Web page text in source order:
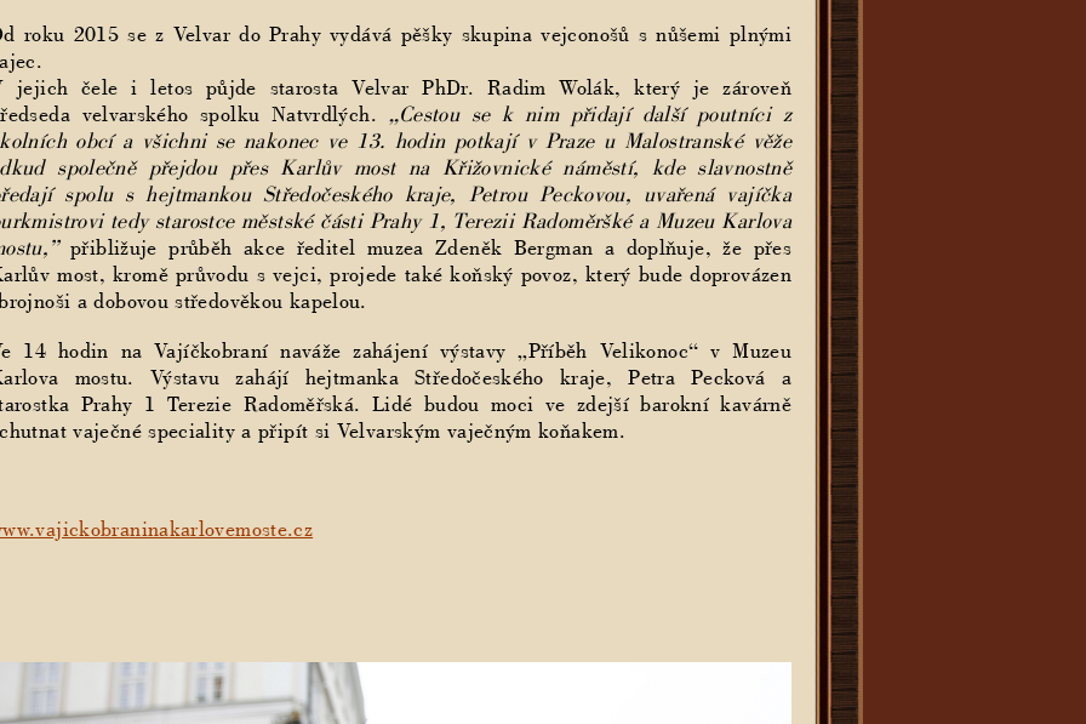
roku 2015 se z Velvar do Prahy vydává pěšky skupina vejconošů s nůšemi plnými
jejich čele i letos půjde starosta Velvar PhDr. Radim Wolák, který je zároveň
velvarského spolku Natvrdlých. „Cestou se k nim přidají další poutníci z
obcí a všichni se nakonec ve 13. hodin potkají v Praze u Malostranské věže
společně přejdou přes Karlův most na Křižovnické náměstí, kde slavnostně
spolu s hejtmankou Středočeského kraje, Petrou Peckovou, uvařená vajíčka
tedy starostce městské části Prahy 1, Terezii Radoměršké a Muzeu Karlova
přibližuje průběh akce ředitel muzea Zdeněk Bergman a doplňuje, že přes
most, kromě průvodu s vejci, projede také koňský povoz, který bude doprovázen
a dobovou středověkou kapelou.
14 hodin na Vajíčkobraní naváže zahájení výstavy „Příběh Velikonoc“ v Muzeu
mostu. Výstavu zahájí hejtmanka Středočeského kraje, Petra Pecková a
Prahy 1 Terezie Radoměřská. Lidé budou moci ve zdejší barokní kavárně
vaječné speciality a připít si Velvarským vaječným koňakem.